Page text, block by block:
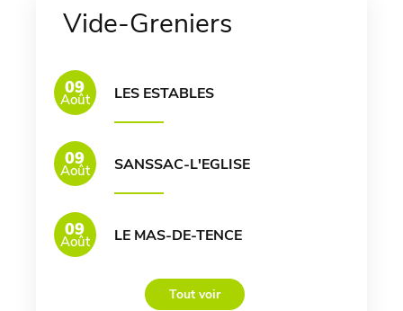
Vide-Greniers
09
Août LES ESTABLES
09
Août SANSSAC-L'EGLISE
09
Août LE MAS-DE-TENCE
Tout voir